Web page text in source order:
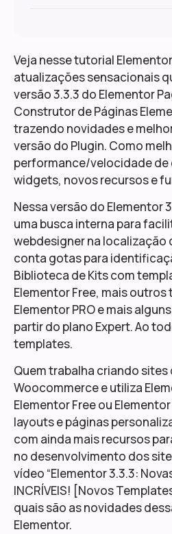
Veja nesse tutorial
atualizações sensacionais
versão 3.3.3 do Elementor
Construtor de Páginas
trazendo novidades e
versão do Plugin. Como
performance/velocidade
widgets, novos recursos e
Nessa versão do Elementor
uma busca interna para
webdesigner na localização
conta gotas para
Biblioteca de Kits com
Elementor Free, mais outros
Elementor PRO e mais
partir do plano Expert. Ao
templates.
Quem trabalha criando sites
Woocommerce e utiliza
Elementor Free ou
layouts e páginas
com ainda mais recursos
no desenvolvimento dos
vídeo “Elementor 3.3.3:
INCRÍVEIS! [Novos
quais são as novidades
Elementor.